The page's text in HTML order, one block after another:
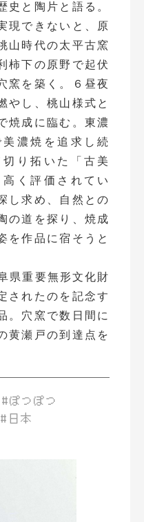
と陶片と語る。
現できないと、原
山時代の太平古窯
柿下の原野で起伏
窯を築く。６昼夜
やし、桃山様式と
焼成に臨む。東濃
濃焼を追求し続
り拓いた「古美
く評価されてい
し求め、自然との
の道を探り、焼成
を作品に宿そうと
県重要無形文化財
されたのを記念す
。穴窯で数日間に
黄瀬戸の到達点を
#ぽつぽつ
#日本